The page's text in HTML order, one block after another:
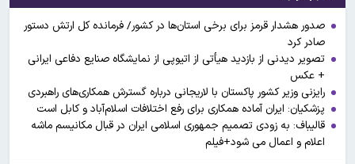
صدور هشدار قرمز برای برخی استان‌ها در کشور/ فرمانده کل ارتش دستور
صادر کرد
تصویر دیدنی از بازدید هیأتی از اتیوپی از نمایشگاه صنایع دفاعی ایرانی
+ عکس
رایزنی وزیر کشور پاکستان با لاریجانی درباره گسترش همکاری‌های راهبردی
پزشکیان: ایران آماده همکاری برای رفع اختلافات اسلام‌آباد و کابل است
قالیباف: به زودی تصمیم جمهوری اسلامی ایران در قبال مکانیسم ماشه
اعلام و اعمال می شود+فیلم